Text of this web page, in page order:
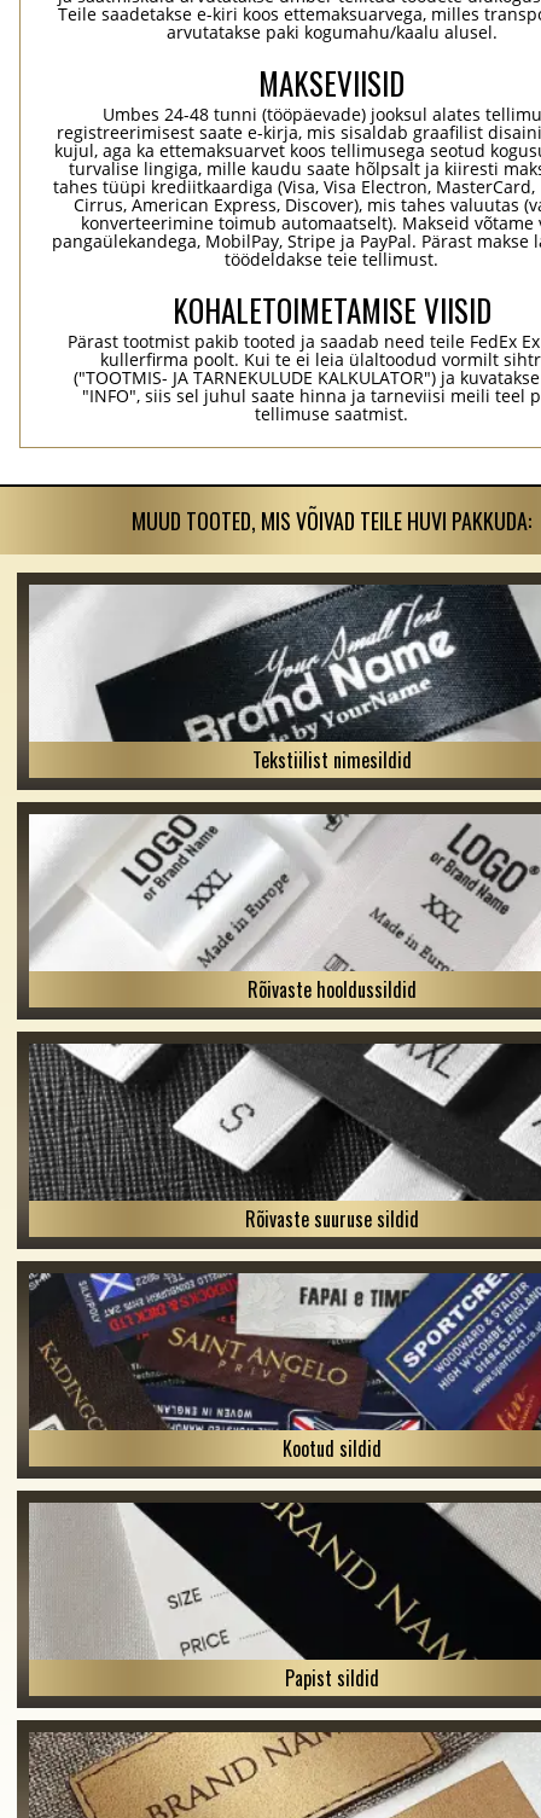
Teile saadetakse e-kiri koos ettemaksuarvega, milles
arvutatakse paki kogumahu/kaalu alusel.
MAKSEVIISID
Umbes 24-48 tunni (tööpäevade) jooksul alates
registreerimisest saate e-kirja, mis sisaldab graafilist
kujul, aga ka ettemaksuarvet koos tellimusega seotud
turvalise lingiga, mille kaudu saate hõlpsalt ja kiiresti
tahes tüüpi krediitkaardiga (Visa, Visa Electron, MasterCard,
Cirrus, American Express, Discover), mis tahes valuutas
konverteerimine toimub automaatselt). Makseid võtame
pangaülekandega, MobilPay, Stripe ja PayPal. Pärast makse
töödeldakse teie tellimust.
KOHALETOIMETAMISE VIISID
Pärast tootmist pakib tooted ja saadab need teile FedEx
kullerfirma poolt. Kui te ei leia ülaltoodud vormilt
("TOOTMIS- JA TARNEKULUDE KALKULATOR") ja
"INFO", siis sel juhul saate hinna ja tarneviisi meili teel
tellimuse saatmist.
MUUD TOOTED, MIS VÕIVAD TEILE HUVI PAKKUDA:
Tekstiilist nimesildid
Rõivaste hooldussildid
Rõivaste suuruse sildid
Kootud sildid
Papist sildid